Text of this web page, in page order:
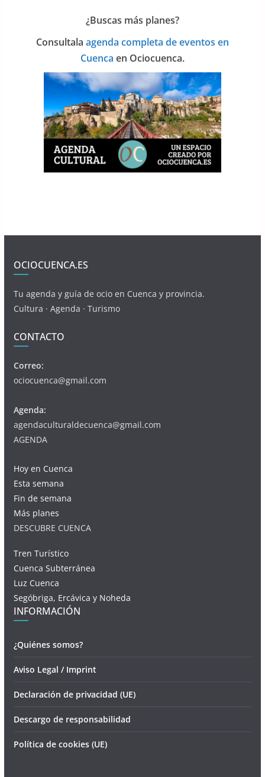
¿Buscas más planes?
Consultala agenda completa de eventos en
Cuenca en Ociocuenca.
OCIOCUENCA.ES
Tu agenda y guía de ocio en Cuenca y provincia.
Cultura · Agenda · Turismo
CONTACTO
Correo:
ociocuenca@gmail.com
Agenda:
agendaculturaldecuenca@gmail.com
AGENDA
Hoy en Cuenca
Esta semana
Fin de semana
Más planes
DESCUBRE CUENCA
Tren Turístico
Cuenca Subterránea
Luz Cuenca
Segóbriga, Ercávica y Noheda
INFORMACIÓN
¿Quiénes somos?
Aviso Legal / Imprint
Declaración de privacidad (UE)
Descargo de responsabilidad
Política de cookies (UE)